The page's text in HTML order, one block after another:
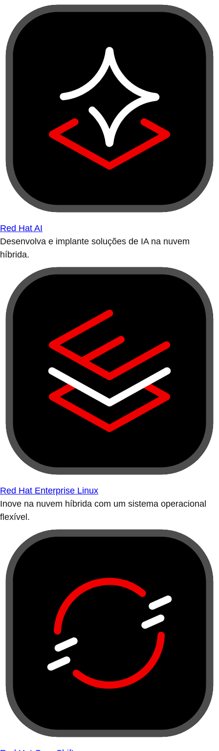
Red Hat AI
Desenvolva e implante soluções de IA na nuvem
híbrida.
Red Hat Enterprise Linux
Inove na nuvem híbrida com um sistema operacional
flexível.